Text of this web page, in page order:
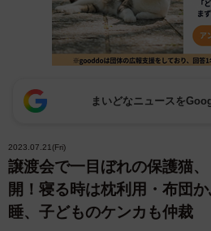
まいどなニュースを
2023.07.21(Fri)
譲渡会で一目ぼれの保護猫
開！寝る時は枕利用・布団
睡、子どものケンカも仲裁